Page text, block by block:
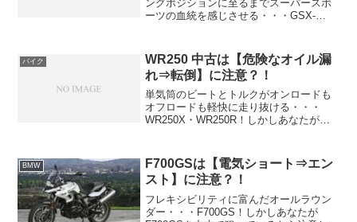
ングポジションに至るまでスーパースポ
ーツの血統を感じさせる・・・GSX-
イントがあります！それは事故にもつな
がりかねない ...
バイク
WR250 中古は【危険なオイル漏
れ⇒転倒】に注意？！
単気筒のビートとトルクがオンロードも
オフロードも軽快に走り抜ける・・・
WR250X・WR250R！しかしあなたが
れが発生し 漏れたオイルが後輪にかかり
スリップ⇒転倒...
BMW
F700GSは【電気ショート⇒エン
スト】に注意？！
フレキシビリティに富んだオールラウン
ダー・・・F700GS！しかしあなたが